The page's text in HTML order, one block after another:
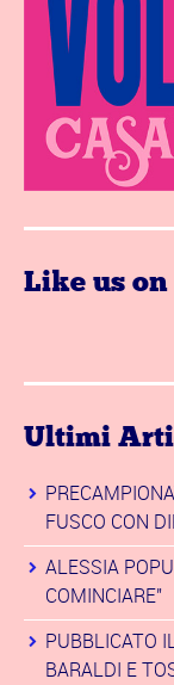
Like us
Ultimi
FUSCO CON
ALESSIA
COMINCIARE"
PUBBLICATO
BARALDI E